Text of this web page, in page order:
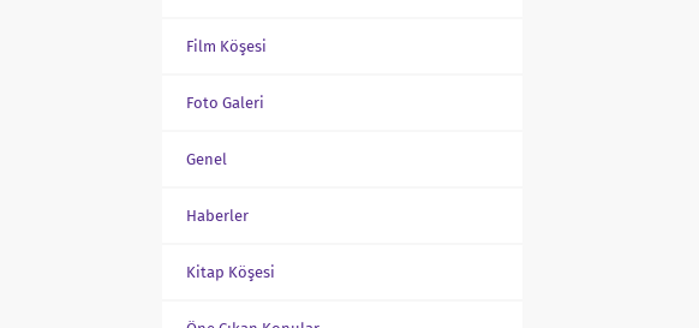
Film Köşesi
Foto Galeri
Genel
Haberler
Kitap Köşesi